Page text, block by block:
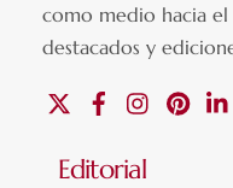
como medio hacia
destacados y
FacebookInstagram
Editorial